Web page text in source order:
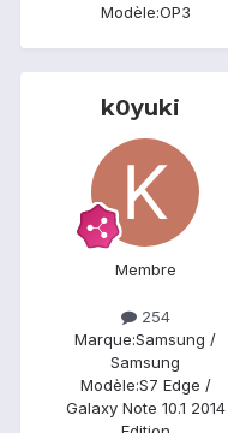
Modèle:OP3
k0yuki
Membre
254
Marque:Samsung /
Samsung
Modèle:S7 Edge /
Galaxy Note 10.1 2014